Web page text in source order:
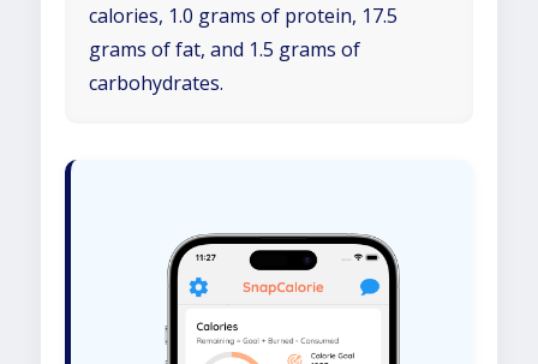
calories, 1.0 grams of protein, 17.5
grams of fat, and 1.5 grams of
carbohydrates.